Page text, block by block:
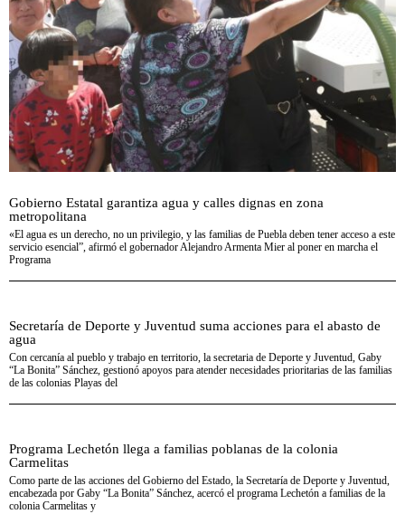
Gobierno Estatal garantiza agua y calles dignas en zona
metropolitana
«El agua es un derecho, no un privilegio, y las familias de Puebla deben tener acceso a este
servicio esencial”, afirmó el gobernador Alejandro Armenta Mier al poner en marcha el
Programa
Secretaría de Deporte y Juventud suma acciones para el abasto de
agua
Con cercanía al pueblo y trabajo en territorio, la secretaria de Deporte y Juventud, Gaby
“La Bonita” Sánchez, gestionó apoyos para atender necesidades prioritarias de las familias
de las colonias Playas del
Programa Lechetón llega a familias poblanas de la colonia
Carmelitas
Como parte de las acciones del Gobierno del Estado, la Secretaría de Deporte y Juventud,
encabezada por Gaby “La Bonita” Sánchez, acercó el programa Lechetón a familias de la
colonia Carmelitas y